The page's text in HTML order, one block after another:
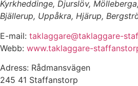
Kyrkheddinge, Djurslöv,
Bjällerup, Uppåkra, Hjärup,
E-mail: taklaggare@taklaggare-
Webb: www.taklaggare-
Adress: Rådmansvägen
245 41 Staffanstorp